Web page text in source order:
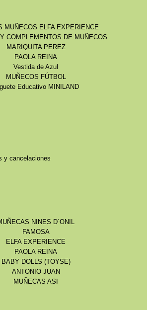
MUÑECOS ELFA EXPERIENCE
COMPLEMENTOS DE MUÑECOS
MARIQUITA PEREZ
PAOLA REINA
Vestida de Azul
MUÑECOS FÚTBOL
Educativo MINILAND
y cancelaciones
NINES D´ONIL
FAMOSA
ELFA EXPERIENCE
PAOLA REINA
BABY DOLLS (TOYSE)
ANTONIO JUAN
MUÑECAS ASI